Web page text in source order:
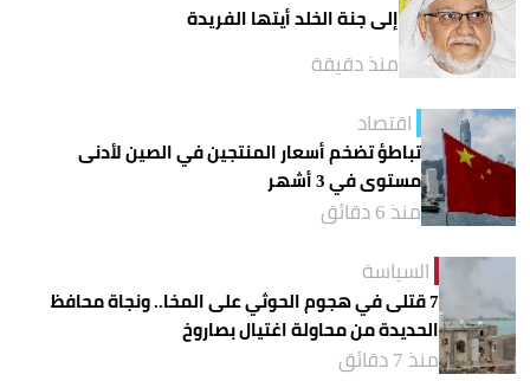
إلى جنة الخلد أيتها الفريدة
منذ دقيقة
اقتصاد
تباطؤ تضخم أسعار المنتجين في الصين لأدنى
مستوى في 3 أشهر
منذ 6 دقائق
السياسة
7 قتلى في هجوم الحوثي على المخا.. ونجاة محافظ
الحديدة من محاولة اغتيال بصاروخ
منذ 7 دقائق